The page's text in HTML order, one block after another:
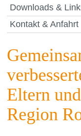
Downloads &
Kontakt & Anfahrt
Eltern
Region